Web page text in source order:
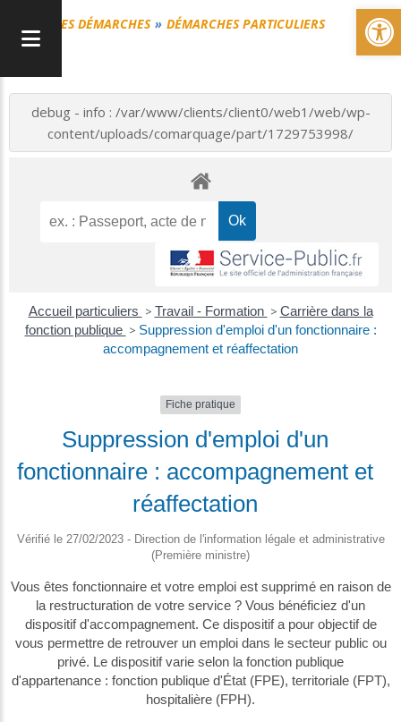
MES DÉMARCHES DÉMARCHES PARTICULIERS
debug - info : /var/www/clients/client0/web1/web/wp-
content/uploads/comarquage/part/1729753998/
Accueil particuliers > Travail - Formation > Carrière dans la
fonction publique > Suppression d'emploi d'un fonctionnaire :
accompagnement et réaffectation
Fiche pratique
Suppression d'emploi d'un
fonctionnaire : accompagnement et
réaffectation
Vérifié le 27/02/2023 - Direction de l'information légale et administrative
(Première ministre)
Vous êtes fonctionnaire et votre emploi est supprimé en raison de
la restructuration de votre service ? Vous bénéficiez d'un
dispositif d'accompagnement. Ce dispositif a pour objectif de
vous permettre de retrouver un emploi dans le secteur public ou
privé. Le dispositif varie selon la fonction publique
d'appartenance : fonction publique d'État (FPE), territoriale (FPT),
hospitalière (FPH).